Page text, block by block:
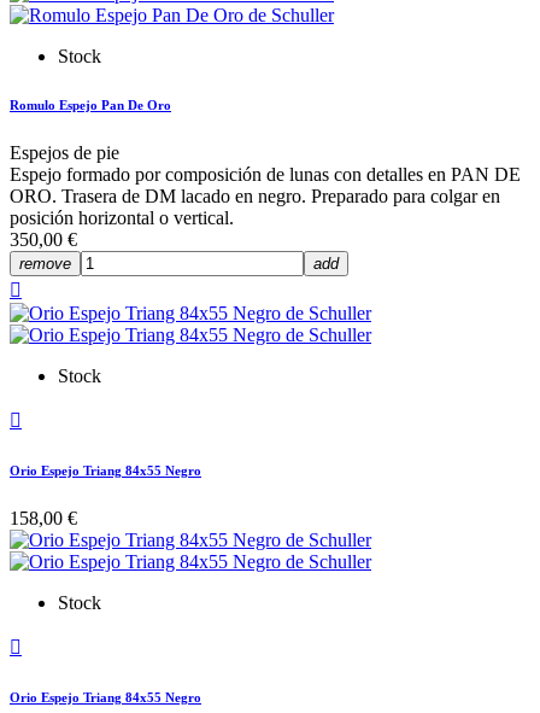
Stock
Romulo Espejo Pan De Oro
Espejos de pie
Espejo formado por composición de lunas con detalles en PAN DE
ORO. Trasera de DM lacado en negro. Preparado para colgar en
posición horizontal o vertical.
350,00 €
remove add

Stock

Orio Espejo Triang 84x55 Negro
158,00 €
Stock

Orio Espejo Triang 84x55 Negro